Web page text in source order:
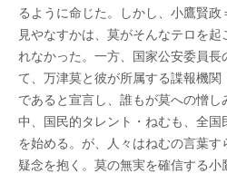
るように命じた。しかし、小鷹賢
見やなすかは、莫がそんなテロを
れなかった。一方、国家公安委員
て、万津莫と彼が所属する諜報機関
であると宣言し、誰もが莫への憎
中、国民的タレント・ねむも、全
を始める。が、人々はねむの言葉す
疑念を抱く。莫の無実を確信する